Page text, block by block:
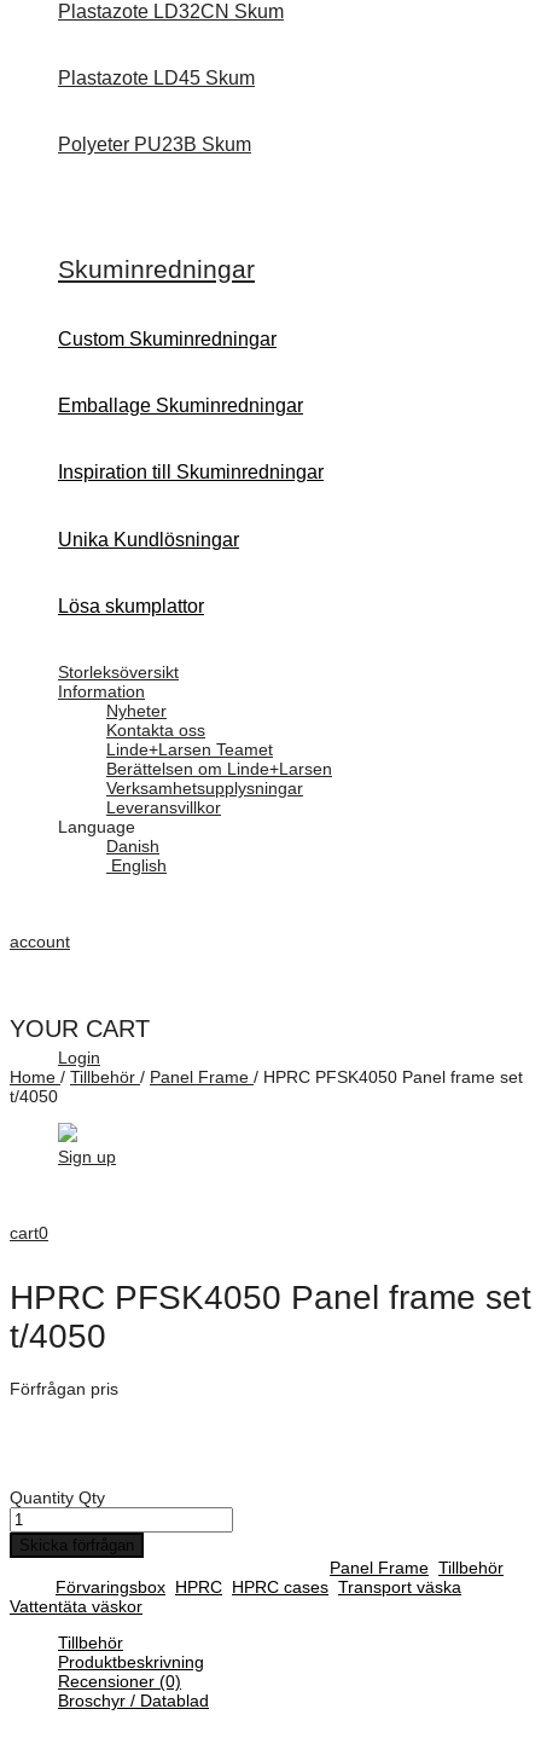
Plastazote LD32CN Skum
Plastazote LD45 Skum
Polyeter PU23B Skum
Skuminredningar
Custom Skuminredningar
Emballage Skuminredningar
Inspiration till Skuminredningar
Unika Kundlösningar
Lösa skumplattor
Storleksöversikt
Information
Nyheter
Kontakta oss
Linde+Larsen Teamet
Berättelsen om Linde+Larsen
Verksamhetsupplysningar
Leveransvillkor
Language
Danish
English
account
Login
Sign up
cart0
YOUR CART
Home / Tillbehör / Panel Frame / HPRC PFSK4050 Panel frame set
t/4050
HPRC PFSK4050 Panel frame set
t/4050
Förfrågan pris
Quantity Qty
Skicka förfrågan
Panel Frame Tillbehör
Förvaringsbox HPRC HPRC cases Transport väska
Vattentäta väskor
Tillbehör
Produktbeskrivning
Recensioner (0)
Broschyr / Datablad